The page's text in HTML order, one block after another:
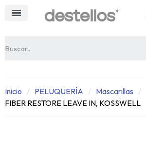
Inicio PELUQUERÍA
Mascarillas
FIBER RESTORE LEAVE IN, KOSSWELL